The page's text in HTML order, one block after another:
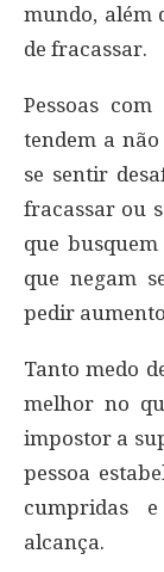
mundo, além
de fracassar.
Pessoas
tendem a
se sentir
fracassar ou
que
que negam
pedir
Tanto medo
melhor no
impostor a
pessoa
cumpridas
alcança.